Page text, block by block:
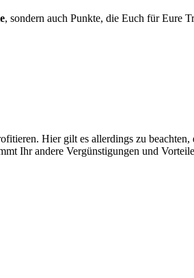
, sondern auch Punkte, die Euch für Eure
Hier gilt es allerdings zu beachten,
Ihr andere Vergünstigungen und